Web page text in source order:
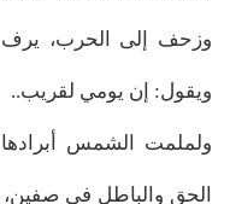
وزحف إلى الحرب، يرف
ويقول: إن يومي لقريب..
ولملمت الشمس
الحق والباطل في